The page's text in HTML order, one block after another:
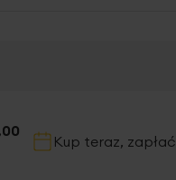
Kup teraz, zapłać